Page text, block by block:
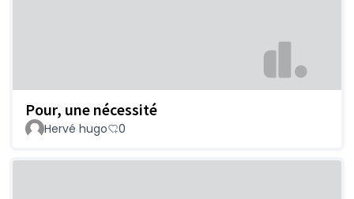
Pour, une nécessité
Hervé hugo 0